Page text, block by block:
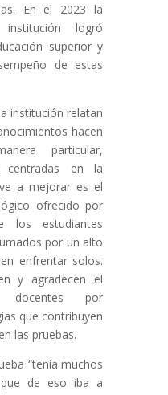
En el 2023 la
logró
superior y
de estas
institución relatan
hacen
particular,
centradas en la
a mejorar es el
ofrecido por
los estudiantes
por un alto
enfrentar solos.
y agradecen el
por
que contribuyen
las pruebas.
“tenía muchos
de eso iba a